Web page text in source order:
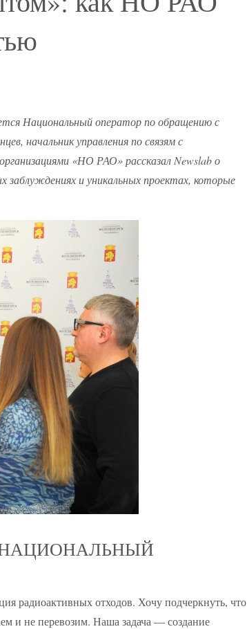
Национальный оператор по обращению с
начальник управления по связям с
«НО РАО» рассказал Newslab о
и уникальных проектах, которые
радиоактивных отходов. Хочу подчеркнуть, что
и не перевозим. Наша задача — создание